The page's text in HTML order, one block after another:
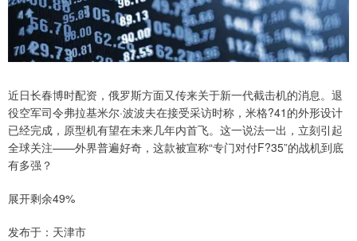
近日长春博时配资，俄罗斯方面又传来关于新一代截击机的消息。退
役空军司令弗拉基米尔·波波夫在接受采访时称，米格?41的外形设计
已经完成，原型机有望在未来几年内首飞。这一说法一出，立刻引起
全球关注——外界普遍好奇，这款被宣称“专门对付F?35”的战机到底
有多强？
展开剩余49%
发布于：天津市